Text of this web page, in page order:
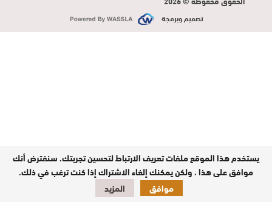
تصميم وبرمجة
يستخدم هذا الموقع ملفات تعريف الارتباط لتحسين تجربتك. سنفترض أنك
موافق على هذا ، ولكن يمكنك إلغاء الاشتراك إذا كنت ترغب في ذلك.
موافق
المزيد